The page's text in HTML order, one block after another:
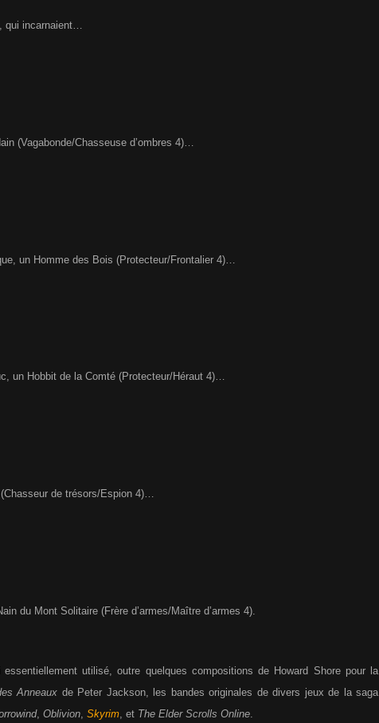
qui incarnaient…
(Vagabonde/Chasseuse d’ombres 4)…
un Homme des Bois (Protecteur/Frontalier 4)…
un Hobbit de la Comté (Protecteur/Héraut 4)…
de trésors/Espion 4)…
du Mont Solitaire (Frère d’armes/Maître d’armes 4).
essentiellement utilisé, outre quelques compositions de Howard Shore pour la
Anneaux de Peter Jackson, les bandes originales de divers jeux de la saga
, Oblivion Skyrim , et The Elder Scrolls Online